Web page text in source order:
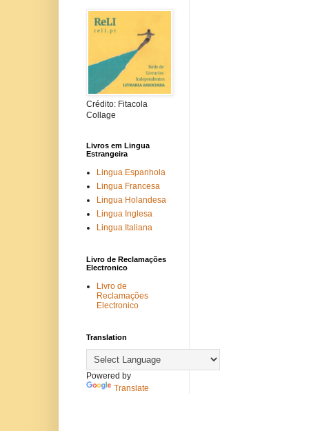
Crédito: Fitacola
Collage
Livros em Lingua
Estrangeira
Lingua Espanhola
Lingua Francesa
Lingua Holandesa
Lingua Inglesa
Lingua Italiana
Livro de Reclamações
Electronico
Livro de
Reclamações
Electronico
Translation
Powered by
Translate